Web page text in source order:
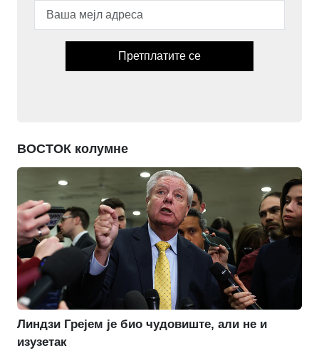
Претплатите се
ВОСТОК колумне
Линдзи Грејем је био чудовиште, али не и
изузетак